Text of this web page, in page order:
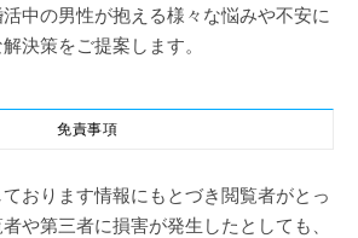
中の男性が抱える様々な悩みや不安に
決策をご提案します。
免責事項
おります情報にもとづき閲覧者がとっ
や第三者に損害が発生したとしても、